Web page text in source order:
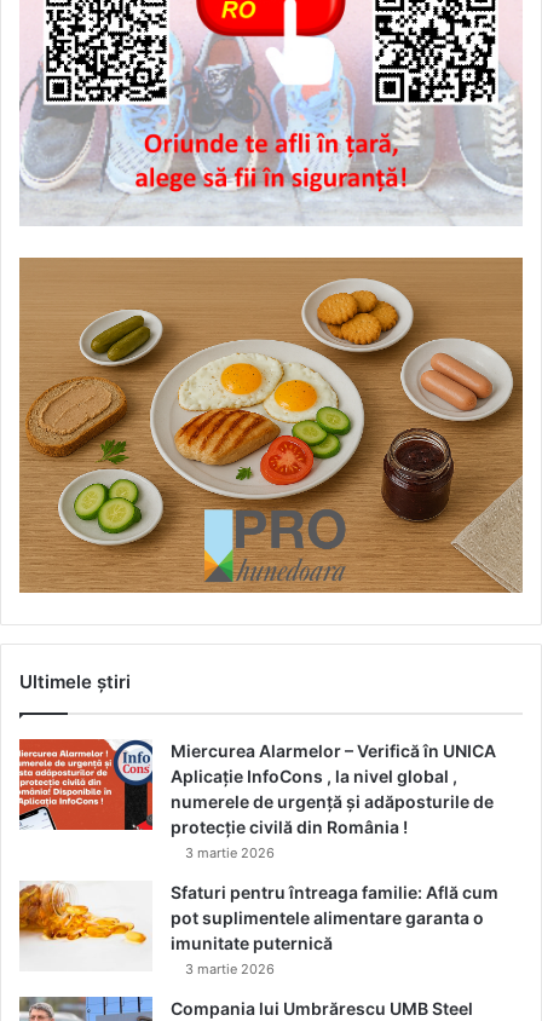
Ultimele știri
Miercurea Alarmelor – Verifică în UNICA
Aplicație InfoCons , la nivel global ,
numerele de urgență și adăposturile de
protecție civilă din România !
3 martie 2026
Sfaturi pentru întreaga familie: Află cum
pot suplimentele alimentare garanta o
imunitate puternică
3 martie 2026
Compania lui Umbrărescu UMB Steel